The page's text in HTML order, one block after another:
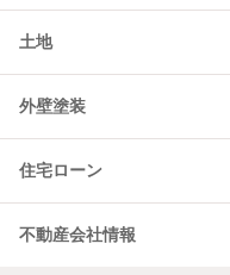
土地
外壁塗装
住宅ローン
不動産会社情報